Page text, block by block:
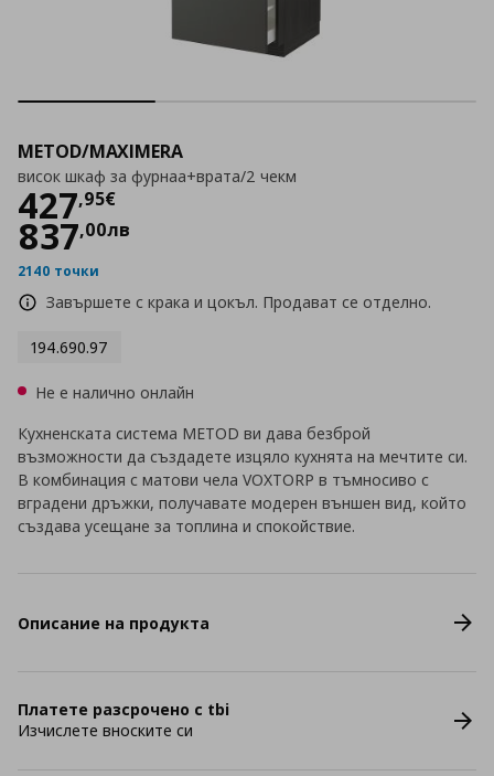
METOD/MAXIMERA
висок шкаф за фурнаа+врата/2 чекм
427,95€
Цена
837,00лв
2140 точки
Завършете с крака и цокъл. Продават се отделно.
194.690.97
Не е налично онлайн
Кухненската система METOD ви дава безброй
възможности да създадете изцяло кухнята на мечтите си.
В комбинация с матови чела VOXTORP в тъмносиво с
вградени дръжки, получавате модерен външен вид, който
създава усещане за топлина и спокойствие.
Описание на продукта
Платете разсрочено с tbi
Изчислете вноските си